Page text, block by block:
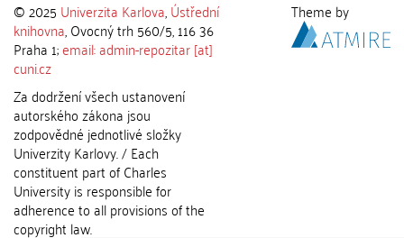
© 2025 Univerzita Karlova,Ústřední
knihovna, Ovocný trh 560/5, 116 36
Praha 1;email: admin-repozitar [at]
cuni.cz
Za dodržení všech ustanovení
autorského zákona jsou
zodpovědné jednotlivé složky
Univerzity Karlovy. / Each
constituent part of Charles
University is responsible for
adherence to all provisions of the
copyright law.
Theme by